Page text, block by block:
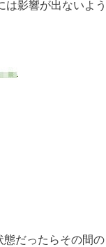
影響が出ないよう
だったらその間